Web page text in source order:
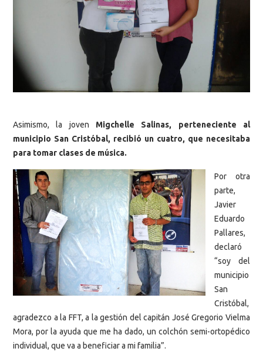
Asimismo, la joven Migchelle Salinas, perteneciente al
municipio San Cristóbal, recibió un cuatro, que necesitaba
para tomar clases de música.
Por otra
parte,
Javier
Eduardo
Pallares,
declaró
“soy del
municipio
San
Cristóbal,
agradezco a la FFT, a la gestión del capitán José Gregorio Vielma
Mora, por la ayuda que me ha dado, un colchón semi-ortopédico
individual, que va a beneficiar a mi familia”.